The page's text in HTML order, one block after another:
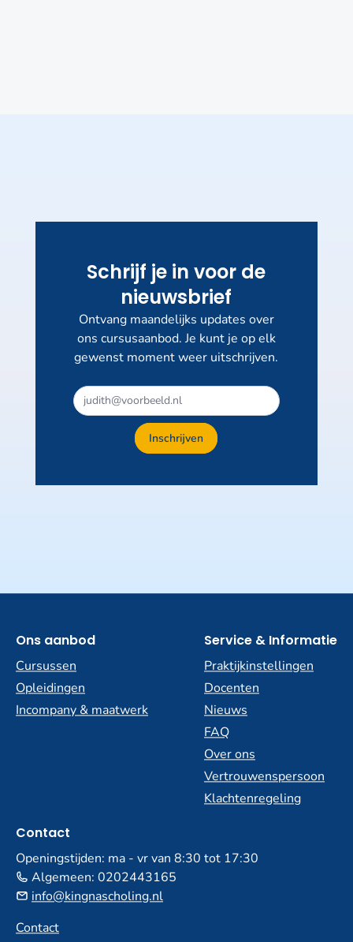
Schrijf je in voor de
nieuwsbrief
Ontvang maandelijks updates over
ons cursusaanbod. Je kunt je op elk
gewenst moment weer uitschrijven.
Inschrijven
Ons aanbod
Cursussen
Opleidingen
Incompany & maatwerk
Service & Informatie
Praktijkinstellingen
Docenten
Nieuws
FAQ
Over ons
Vertrouwenspersoon
Klachtenregeling
Contact
Openingstijden: ma - vr van 8:30 tot 17:30
Algemeen: 0202443165
info@kingnascholing.nl
Contact